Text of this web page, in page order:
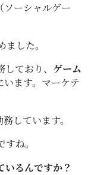
ソーシャルゲー
した。
ており、 ゲーム
います。マーケテ
しています。
ね。
いるんですか？